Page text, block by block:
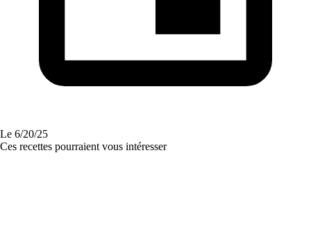
Le 6/20/25
Ces recettes pourraient vous intéresser